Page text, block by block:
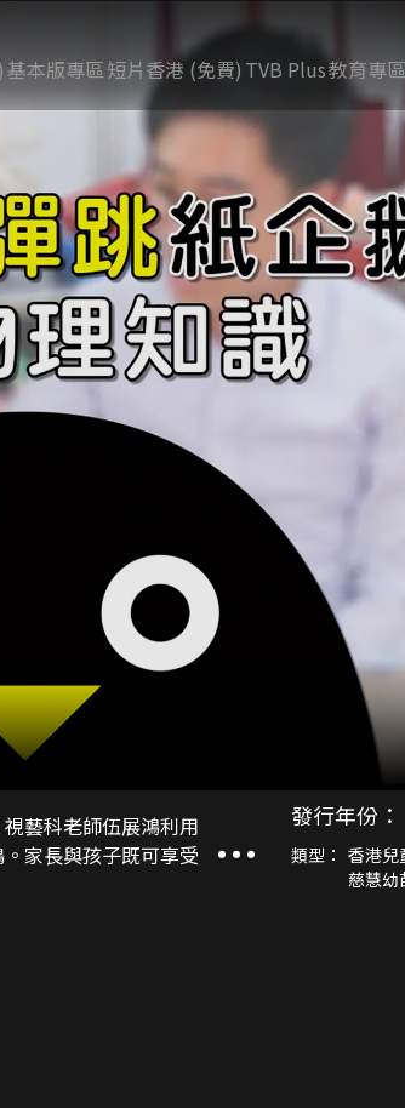
基本版專區短片香港 (免費) TVB Plus教育專區
藝科老師伍展鴻利用
家長與孩子既可享受
發行年份：
類型： 香港兒
慈慧幼